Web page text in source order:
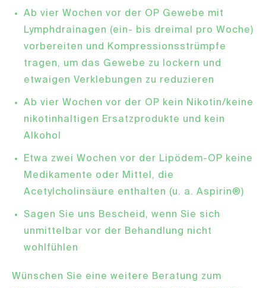
Ab vier Wochen vor der OP Gewebe mit
Lymphdrainagen (ein- bis dreimal pro Woche)
vorbereiten und Kompressionsstrümpfe
tragen, um das Gewebe zu lockern und
etwaigen Verklebungen zu reduzieren
Ab vier Wochen vor der OP kein Nikotin/keine
nikotinhaltigen Ersatzprodukte und kein
Alkohol
Etwa zwei Wochen vor der Lipödem-OP keine
Medikamente oder Mittel, die
Acetylcholinsäure enthalten (u. a. Aspirin®)
Sagen Sie uns Bescheid, wenn Sie sich
unmittelbar vor der Behandlung nicht
wohlfühlen
Wünschen Sie eine weitere Beratung zum